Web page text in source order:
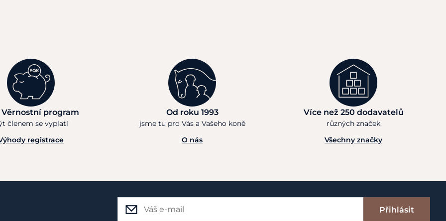
Věrnostní program
členem se vyplatí
registrace
Od roku 1993
jsme tu pro Vás a Vašeho koně
O nás
Více než 250 dodavatelů
různých značek
Všechny značky
Přihlásit